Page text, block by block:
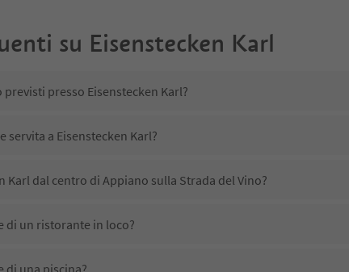
su Eisenstecken Karl
presso Eisenstecken Karl?
servita a Eisenstecken Karl?
Karl dal centro di Appiano sulla Strada del Vino?
di un ristorante in loco?
di una piscina?